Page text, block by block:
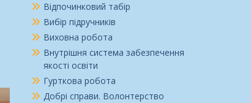
Відпочинковий табір
Вибір підручників
Виховна робота
Внутрішня система забезпечення
якості освіти
Гурткова робота
Добрі справи. Волонтерство